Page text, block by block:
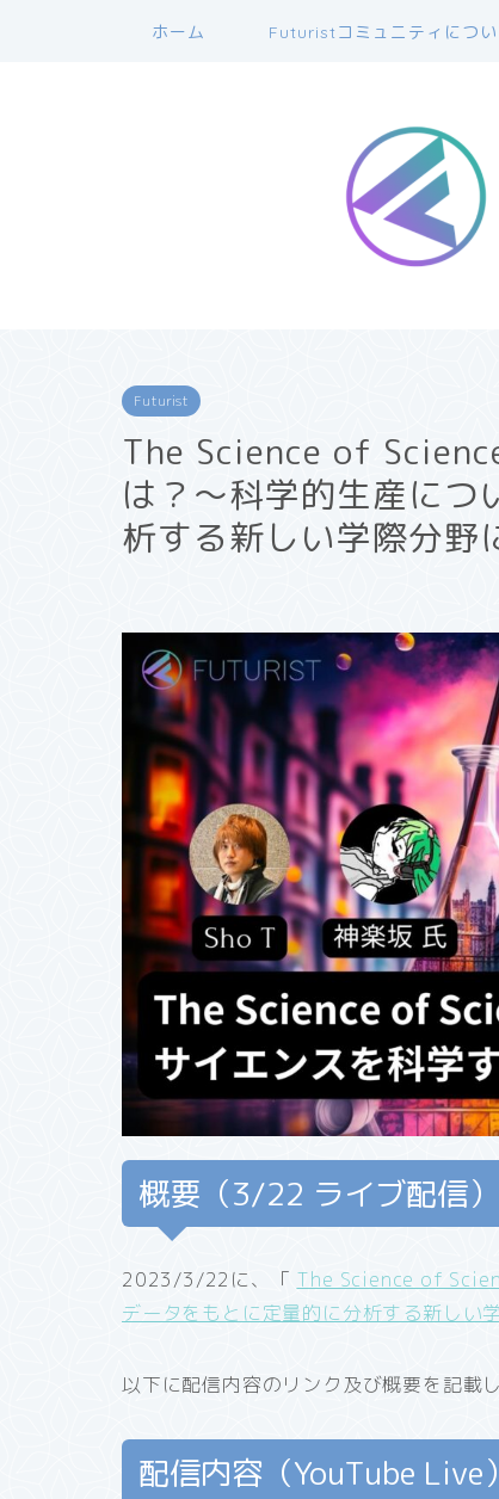
ホーム Futuristコミュニティにつ
Futurist
The Science of
は？〜科学的生産につ
析する新しい学際分野
概要（3/22 ライブ配信）
2023/3/22に、「 The Science of
データをもとに定量的に分析する新しい
以下に配信内容のリンク及び概要を記載し
配信内容（YouTube Live）